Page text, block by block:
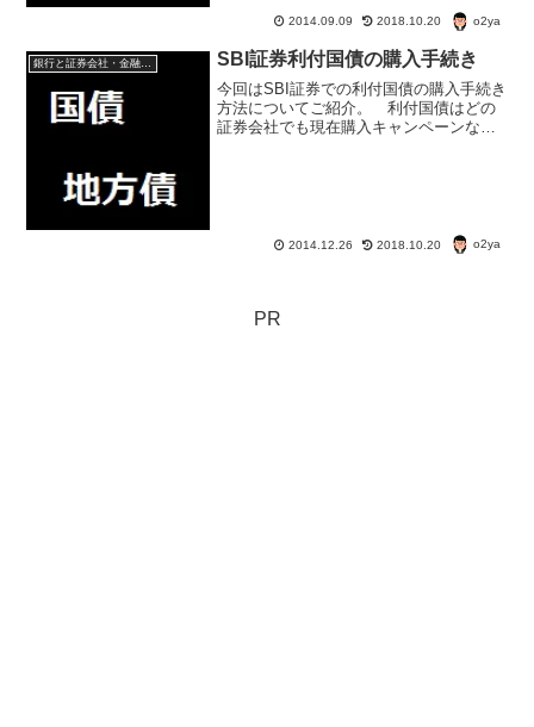
2014.09.09 2018.10.20 o2ya
SBI証券利付国債の購入手続き
今回はSBI証券での利付国債の購入手続き
方法についてご紹介。 利付国債はどの
証券会社でも現在購入キャンペーンなど
2014.12.26 2018.10.20 o2ya
PR